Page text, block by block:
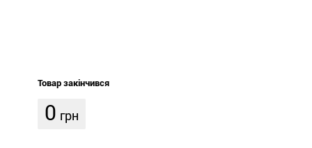
Товар закінчився
0 грн